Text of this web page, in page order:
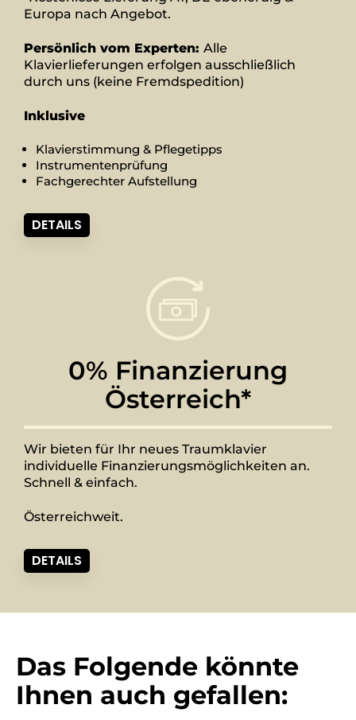
Europa nach Angebot.
Persönlich vom Experten: Alle
Klavierlieferungen erfolgen ausschließlich
durch uns (keine Fremdspedition)
Inklusive
Klavierstimmung & Pflegetipps
Instrumentenprüfung
Fachgerechter Aufstellung
DETAILS
0% Finanzierung
Österreich*
Wir bieten für Ihr neues Traumklavier
individuelle Finanzierungsmöglichkeiten an.
Schnell & einfach.
Österreichweit.
DETAILS
Das Folgende könnte
Ihnen auch gefallen: